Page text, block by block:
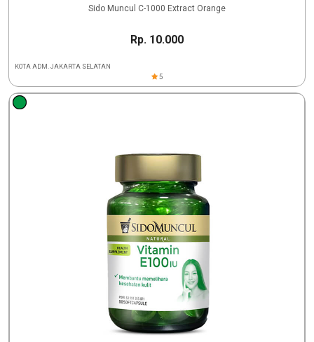
Sido Muncul C-1000 Extract Orange
Rp. 10.000
KOTA ADM. JAKARTA SELATAN
5